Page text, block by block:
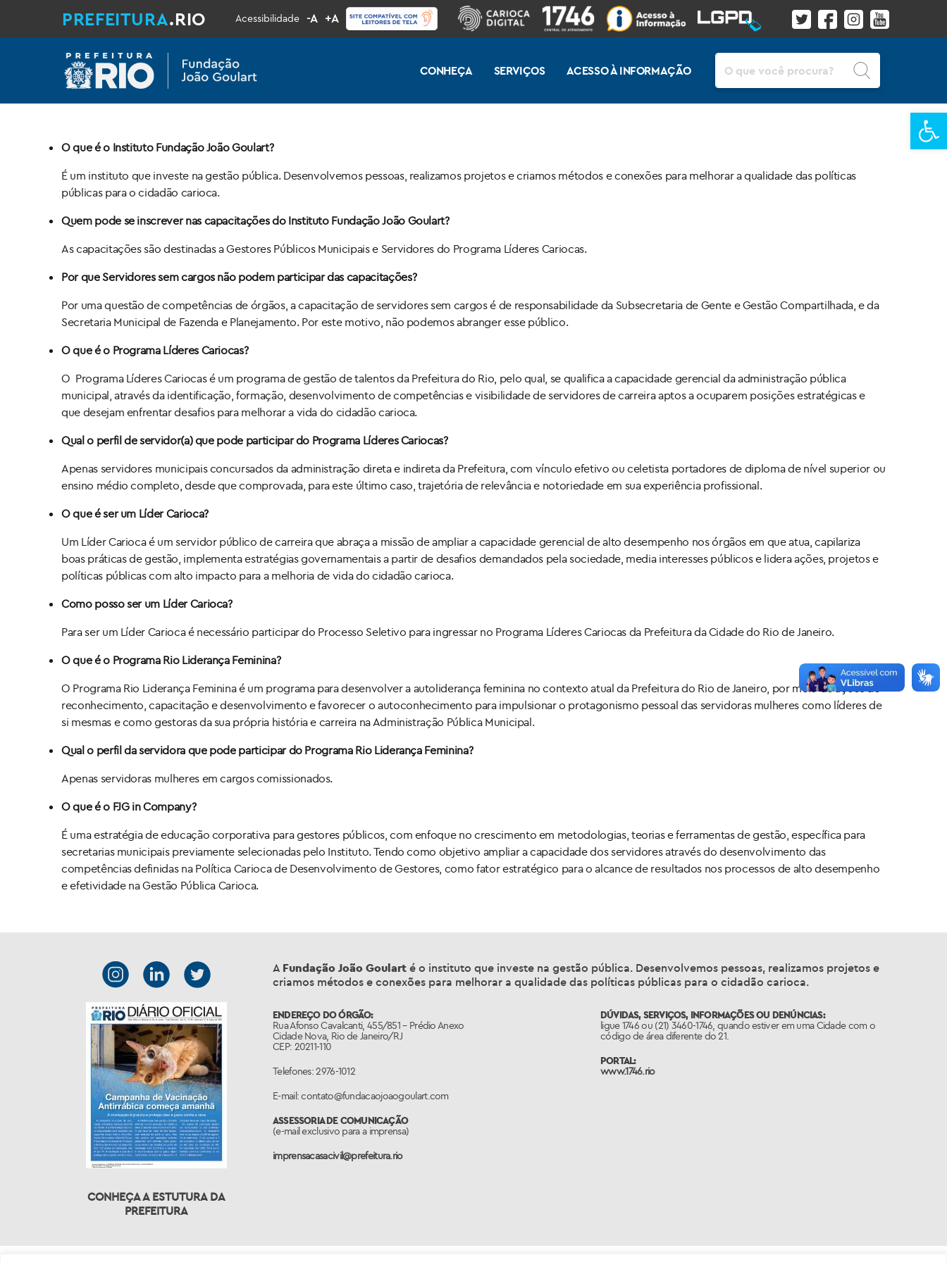
PREFEITURA.RIO Acessibilidade -A +A
CONHEÇA SERVIÇOS ACESSO À INFORMAÇÃO
O que é o Instituto Fundação João Goulart?
É um instituto que investe na gestão pública. Desenvolvemos pessoas, realizamos projetos e criamos métodos e conexões para melhorar a qualidade das políticas
públicas para o cidadão carioca.
Quem pode se inscrever nas capacitações do Instituto Fundação João Goulart?
As capacitações são destinadas a Gestores Públicos Municipais e Servidores do Programa Líderes Cariocas.
Por que Servidores sem cargos não podem participar das capacitações?
Por uma questão de competências de órgãos, a capacitação de servidores sem cargos é de responsabilidade da Subsecretaria de Gente e Gestão Compartilhada, e da
Secretaria Municipal de Fazenda e Planejamento. Por este motivo, não podemos abranger esse público.
O que é o Programa Líderes Cariocas?
O Programa Líderes Cariocas é um programa de gestão de talentos da Prefeitura do Rio, pelo qual, se qualifica a capacidade gerencial da administração pública
municipal, através da identificação, formação, desenvolvimento de competências e visibilidade de servidores de carreira aptos a ocuparem posições estratégicas e
que desejam enfrentar desafios para melhorar a vida do cidadão carioca.
Qual o perfil de servidor(a) que pode participar do Programa Líderes Cariocas?
Apenas servidores municipais concursados da administração direta e indireta da Prefeitura, com vínculo efetivo ou celetista portadores de diploma de nível superior ou
ensino médio completo, desde que comprovada, para este último caso, trajetória de relevância e notoriedade em sua experiência profissional.
O que é ser um Líder Carioca?
Um Líder Carioca é um servidor público de carreira que abraça a missão de ampliar a capacidade gerencial de alto desempenho nos órgãos em que atua, capilariza
boas práticas de gestão, implementa estratégias governamentais a partir de desafios demandados pela sociedade, media interesses públicos e lidera ações, projetos e
políticas públicas com alto impacto para a melhoria de vida do cidadão carioca.
Como posso ser um Líder Carioca?
Para ser um Líder Carioca é necessário participar do Processo Seletivo para ingressar no Programa Líderes Cariocas da Prefeitura da Cidade do Rio de Janeiro.
O que é o Programa Rio Liderança Feminina?
O Programa Rio Liderança Feminina é um programa para desenvolver a autoliderança feminina no contexto atual da Prefeitura do Rio de Janeiro, por meio de ações de
reconhecimento, capacitação e desenvolvimento e favorecer o autoconhecimento para impulsionar o protagonismo pessoal das servidoras mulheres como líderes de
si mesmas e como gestoras da sua própria história e carreira na Administração Pública Municipal.
Qual o perfil da servidora que pode participar do Programa Rio Liderança Feminina?
Apenas servidoras mulheres em cargos comissionados.
O que é o FJG in Company?
É uma estratégia de educação corporativa para gestores públicos, com enfoque no crescimento em metodologias, teorias e ferramentas de gestão, específica para
secretarias municipais previamente selecionadas pelo Instituto. Tendo como objetivo ampliar a capacidade dos servidores através do desenvolvimento das
competências definidas na Política Carioca de Desenvolvimento de Gestores, como fator estratégico para o alcance de resultados nos processos de alto desempenho
e efetividade na Gestão Pública Carioca.
CONHEÇA A ESTUTURA DA
PREFEITURA
A Fundação João Goulart é o instituto que investe na gestão pública. Desenvolvemos pessoas, realizamos projetos e
criamos métodos e conexões para melhorar a qualidade das políticas públicas para o cidadão carioca.
ENDEREÇO DO ÓRGÃO:
Rua Afonso Cavalcanti, 455/851 – Prédio Anexo
Cidade Nova, Rio de Janeiro/RJ
CEP: 20211-110
Telefones: 2976-1012
E-mail: contato@fundacaojoaogoulart.com
ASSESSORIA DE COMUNICAÇÃO
(e-mail exclusivo para a imprensa)
imprensacasacivil@prefeitura.rio
DÚVIDAS, SERVIÇOS, INFORMAÇÕES OU DENÚNCIAS:
ligue 1746 ou (21) 3460-1746, quando estiver em uma Cidade com o
código de área diferente do 21.
PORTAL:
www.1746.rio